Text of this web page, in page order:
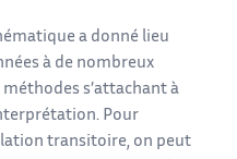
a donné lieu
à de nombreux
s’attachant à
Pour
transitoire, on peut